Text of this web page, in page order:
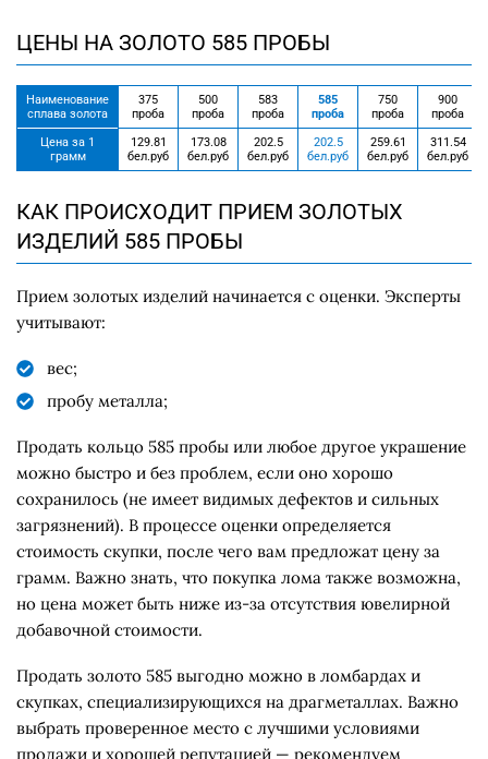
ЦЕНЫ НА ЗОЛОТО 585 ПРОБЫ
Наименование
сплава золота
375
проба
500
проба
583
проба
585
проба
750
проба
900
проба
Цена за 1
грамм
129.81
бел.руб
173.08
бел.руб
202.5
бел.руб
202.5
бел.руб
259.61
бел.руб
311.54
бел.руб
КАК ПРОИСХОДИТ ПРИЕМ ЗОЛОТЫХ
ИЗДЕЛИЙ 585 ПРОБЫ
Прием золотых изделий начинается с оценки. Эксперты
учитывают:
вес;
пробу металла;
Продать кольцо 585 пробы или любое другое украшение
можно быстро и без проблем, если оно хорошо
сохранилось (не имеет видимых дефектов и сильных
загрязнений). В процессе оценки определяется
стоимость скупки, после чего вам предложат цену за
грамм. Важно знать, что покупка лома также возможна,
но цена может быть ниже из-за отсутствия ювелирной
добавочной стоимости.
Продать золото 585 выгодно можно в ломбардах и
скупках, специализирующихся на драгметаллах. Важно
выбрать проверенное место с лучшими условиями
продажи и хорошей репутацией — рекомендуем